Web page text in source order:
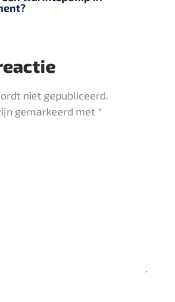
niet gepubliceerd.
gemarkeerd met *